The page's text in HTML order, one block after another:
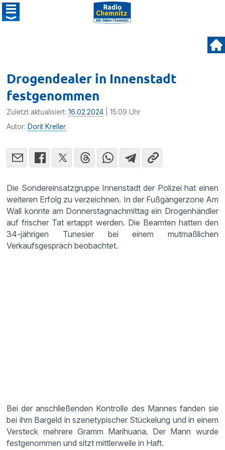
Drogendealer in Innenstadt
festgenommen
Zuletzt aktualisiert:16.02.2024 | 15:09 Uhr
Autor: Dorit Kreller
Die Sondereinsatzgruppe Innenstadt der Polizei hat einen
weiteren Erfolg zu verzeichnen. In der Fußgängerzone Am
Wall konnte am Donnerstagnachmittag ein Drogenhändler
auf frischer Tat ertappt werden. Die Beamten hatten den
34-jährigen Tunesier bei einem mutmaßlichen
Verkaufsgespräch beobachtet.
Bei der anschließenden Kontrolle des Mannes fanden sie
bei ihm Bargeld in szenetypischer Stückelung und in einem
Versteck mehrere Gramm Marihuana. Der Mann wurde
festgenommen und sitzt mittlerweile in Haft.